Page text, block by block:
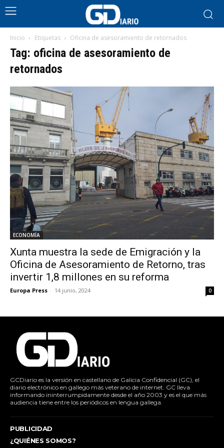
Inicio Etiquetas Oficina de asesoramiento de retornados
Tag: oficina de asesoramiento de
retornados
ECONOMÍA
Xunta muestra la sede de Emigración y la
Oficina de Asesoramiento de Retorno, tras
invertir 1,8 millones en su reforma
Europa Press - 14 junio, 2024 0
GCDiario es la versión en castellano de Galicia Confidencial (GC), el
diario electrónico en gallego más veterano de internet. GC lleva
informando ininterrumpidamente desde el año 2003 y es el que más
audiencia tiene entre los periódicos en lengua gallega.
PUBLICIDAD
¿QUIÉNES SOMOS?